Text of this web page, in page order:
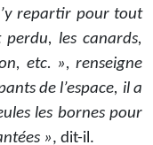
repartir pour tout
perdu, les canards,
etc. », renseigne
de l’espace, il a
les bornes pour
», dit-il.